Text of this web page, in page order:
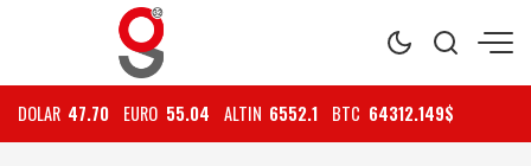
DOLAR 47.70 EURO 55.04 ALTIN 6552.1 BTC 64312.149$